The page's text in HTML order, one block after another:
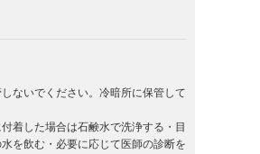
ないでください。冷暗所に保管して
着した場合は石鹸水で洗浄する・目
を飲む・必要に応じて医師の診断を